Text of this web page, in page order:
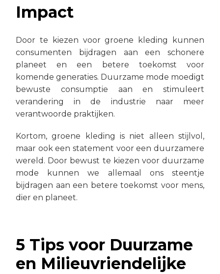
Impact
Door te kiezen voor groene kleding kunnen
consumenten bijdragen aan een schonere
planeet en een betere toekomst voor
komende generaties. Duurzame mode moedigt
bewuste consumptie aan en stimuleert
verandering in de industrie naar meer
verantwoorde praktijken.
Kortom, groene kleding is niet alleen stijlvol,
maar ook een statement voor een duurzamere
wereld. Door bewust te kiezen voor duurzame
mode kunnen we allemaal ons steentje
bijdragen aan een betere toekomst voor mens,
dier en planeet.
5 Tips voor Duurzame
en Milieuvriendelijke